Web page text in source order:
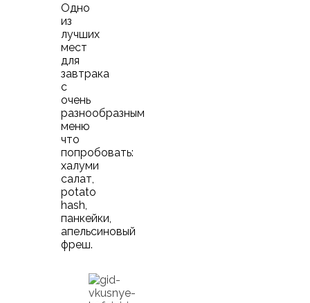
Одно
из
лучших
мест
для
завтрака
с
очень
разнообразным
меню
что
попробовать:
халуми
салат,
potato
hash,
панкейки,
апельсиновый
фреш.